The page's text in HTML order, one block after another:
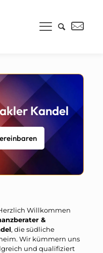
Kandel
Willkommen
&
, die südliche
Wir kümmern uns
und qualifiziert